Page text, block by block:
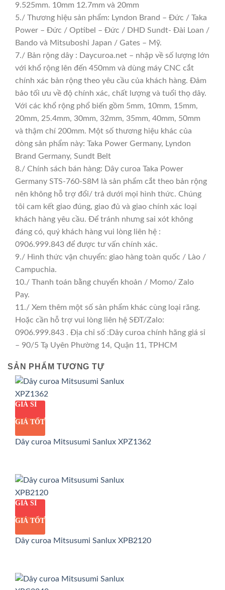
9.525mm. 10mm 12.7mm và 20mm
5./ Thương hiệu sản phẩm: Lyndon Brand – Đức / Taka
Power – Đức / Optibel – Đức / DHD Sundt- Đài Loan /
Bando và Mitsuboshi Japan / Gates – Mỹ.
7./ Bản rộng dây : Daycuroa.net – nhập về số lượng lớn
với khổ rộng lên đến 450mm và dùng máy CNC cắt
chính xác bản rộng theo yêu cầu của khách hàng. Đảm
bảo tối ưu về độ chính xác, chất lượng và tuổi thọ dây.
Với các khổ rộng phổ biến gồm 5mm, 10mm, 15mm,
20mm, 25.4mm, 30mm, 32mm, 35mm, 40mm, 50mm
và thậm chí 200mm. Một số thương hiệu khác của
dòng sản phẩm này: Taka Power Germany, Lyndon
Brand Germany, Sundt Belt
8./ Chính sách bán hàng: Dây curoa Taka Power
Germany STS-760-S8M là sản phẩm cắt theo bản rộng
nên không hỗ trợ đổi/ trả dưới mọi hình thức. Chúng
tôi cam kết giao đúng, giao đủ và giao chính xác loại
khách hàng yêu cầu. Để tránh nhưng sai xót không
đáng có, quý khách hàng vui lòng liên hệ :
0906.999.843 để được tư vấn chính xác.
9./ Hình thức vận chuyển: giao hàng toàn quốc / Lào /
Campuchia.
10./ Thanh toán bằng chuyển khoản / Momo/ Zalo
Pay.
11./ Xem thêm một số sản phẩm khác cùng loại răng.
Hoặc cần hỗ trợ vui lòng liên hệ SĐT/Zalo:
0906.999.843 . Địa chỉ số :Dây curoa chính hãng giá sỉ
– 90/5 Tạ Uyên Phường 14, Quận 11, TPHCM
SẢN PHẨM TƯƠNG TỰ
GIÁ SỈ
GIÁ TỐT
Dây curoa Mitsusumi Sanlux XPZ1362
GIÁ SỈ
GIÁ TỐT
Dây curoa Mitsusumi Sanlux XPB2120